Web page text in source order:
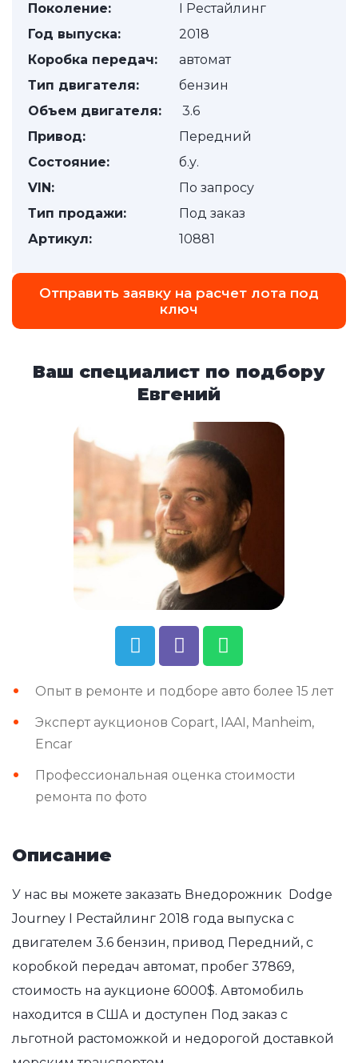
Поколение:
I Рестайлинг
Год выпуска:
2018
Коробка передач:
автомат
Тип двигателя:
бензин
Объем двигателя:
3.6
Привод:
Передний
Состояние:
б.у.
VIN:
По запросу
Тип продажи:
Под заказ
Артикул:
10881
Отправить заявку на расчет лота под
ключ
Ваш специалист по подбору
Евгений
Опыт в ремонте и подборе авто более 15 лет
Эксперт аукционов Copart, IAAI, Manheim,
Encar
Профессиональная оценка стоимости
ремонта по фото
Описание
У нас вы можете заказать Внедорожник Dodge
Journey I Рестайлинг 2018 года выпуска с
двигателем 3.6 бензин, привод Передний, с
коробкой передач автомат, пробег 37869,
стоимость на аукционе 6000$. Автомобиль
находится в США и доступен Под заказ с
льготной растоможкой и недорогой доставкой